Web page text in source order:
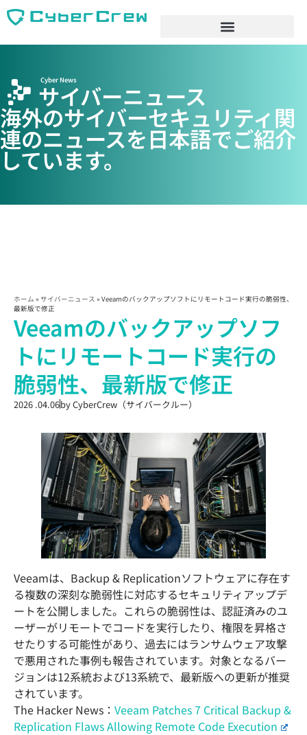
サイバーニュース
Cyber News
海外のサイバーセキュリティ関
連のニュースを日本語でご紹介
しています。
ホーム » サイバーニュース » Veeamのバックアップソフトにリモートコード実行の脆弱性、
最新版で修正
Veeamのバックアップソフ
トにリモートコード実行の
脆弱性、最新版で修正
2026 .04.06byCyberCrew（サイバークルー）
Veeamは、Backup & Replicationソフトウェアに存在す
る複数の深刻な脆弱性に対応するセキュリティアップデ
ートを公開しました。これらの脆弱性は、認証済みのユ
ーザーがリモートでコードを実行したり、権限を昇格さ
せたりする可能性があり、過去にはランサムウェア攻撃
で悪用された事例も報告されています。対象となるバー
ジョンは12系統および13系統で、最新版への更新が推奨
されています。
The Hacker News： Veeam Patches 7 Critical Backup &
Replication Flaws Allowing Remote Code Execution